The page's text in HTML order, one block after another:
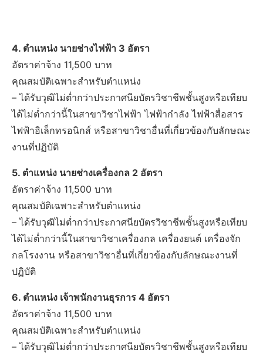
4. ตำแหน่ง นายช่างไฟฟ้า 3 อัตรา
อัตราค่าจ้าง 11,500 บาท
คุณสมบัติเฉพาะสำหรับตำแหน่ง
– ได้รับวุฒิไม่ต่ำกว่าประกาศนียบัตรวิชาชีพชั้นสูงหรือเทียบ
ได้ไม่ต่ำกว่านี้ในสาขาวิชาไฟฟ้า ไฟฟ้ากำลัง ไฟฟ้าสื่อสาร
ไฟฟ้าอิเล็กทรอนิกส์ หรือสาขาวิชาอื่นที่เกี่ยวข้องกับลักษณะ
งานที่ปฏิบัติ
5. ตำแหน่ง นายช่างเครื่องกล 2 อัตรา
อัตราค่าจ้าง 11,500 บาท
คุณสมบัติเฉพาะสำหรับตำแหน่ง
– ได้รับวุฒิไม่ต่ำกว่าประกาศนียบัตรวิชาชีพชั้นสูงหรือเทียบ
ได้ไม่ต่ำกว่านี้ในสาขาวิชาเครื่องกล เครื่องยนต์ เครื่องจัก
กลโรงงาน หรือสาขาวิชาอื่นที่เกี่ยวข้องกับลักษณะงานที่
ปฏิบัติ
6. ตำแหน่ง เจ้าพนักงานธุรการ 4 อัตรา
อัตราค่าจ้าง 11,500 บาท
คุณสมบัติเฉพาะสำหรับตำแหน่ง
– ได้รับวุฒิไม่ต่ำกว่าประกาศนียบัตรวิชาชีพชั้นสูงหรือเทียบ